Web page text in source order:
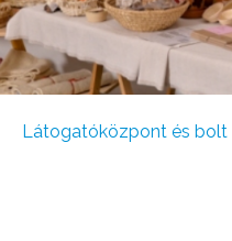
Látogatóközpont és bolt